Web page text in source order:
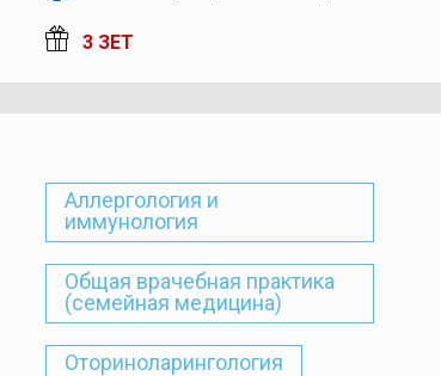
3 ЗЕТ
Аллергология и
иммунология
Общая врачебная практика
(семейная медицина)
Оториноларингология